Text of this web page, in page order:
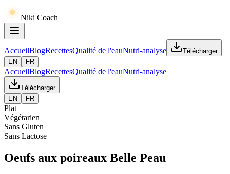
Niki Coach
AccueilBlogRecettesQualité de l'eauNutri-analyse
Télécharger
EN
FR
AccueilBlogRecettesQualité de l'eauNutri-analyse
Télécharger
EN
FR
Plat
Végétarien
Sans Gluten
Sans Lactose
Oeufs aux poireaux Belle Peau